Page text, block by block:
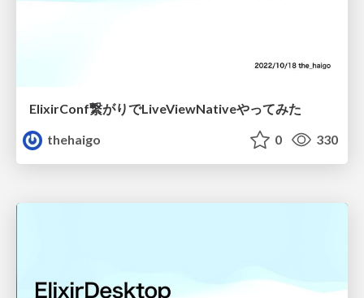
ElixirConf繋がりでLiveViewNativeやってみた
thehaigo
0 330